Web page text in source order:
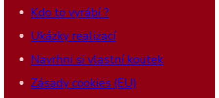
Kdo to vyrábí ?
Ukázky realizací
Navrhni si vlastní koutek
Zásady cookies (EU)